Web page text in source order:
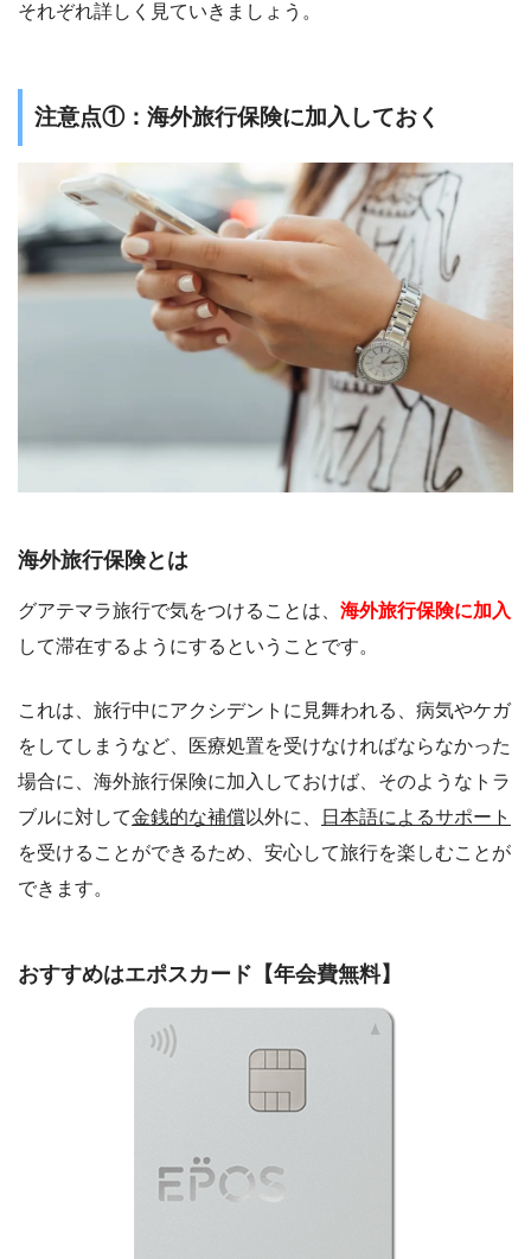
それぞれ詳しく見ていきましょう。
注意点①：海外旅行保険に加入しておく
海外旅行保険とは
グアテマラ旅行で気をつけることは、 海外旅行保険に加入
して滞在するようにするということです。
これは、旅行中にアクシデントに見舞われる、病気やケガ
をしてしまうなど、医療処置を受けなければならなかった
場合に、海外旅行保険に加入しておけば、そのようなトラ
ブルに対して金銭的な補償以外に、
日本語によるサポート
を受けることができるため、安心して旅行を楽しむことが
できます。
おすすめはエポスカード【年会費無料】